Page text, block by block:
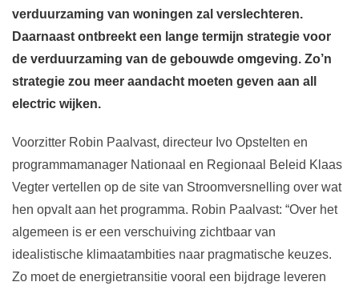
verduurzaming van woningen zal verslechteren.
Daarnaast ontbreekt een lange termijn strategie voor
de verduurzaming van de gebouwde omgeving. Zo’n
strategie zou meer aandacht moeten geven aan all
electric wijken.
Voorzitter Robin Paalvast, directeur Ivo Opstelten en
programmamanager Nationaal en Regionaal Beleid Klaas
Vegter vertellen op de site van Stroomversnelling over wat
hen opvalt aan het programma. Robin Paalvast: “Over het
algemeen is er een verschuiving zichtbaar van
idealistische klimaatambities naar pragmatische keuzes.
Zo moet de energietransitie vooral een bijdrage leveren